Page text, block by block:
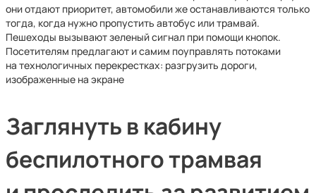
они отдают приоритет, автомобили же останавливаются только
тогда, когда нужно пропустить автобус или трамвай.
Пешеходы вызывают зеленый сигнал при помощи кнопок.
Посетителям предлагают и самим поуправлять потоками
на технологичных перекрестках: разгрузить дороги,
изображенные на экране
Заглянуть в кабину
беспилотного трамвая